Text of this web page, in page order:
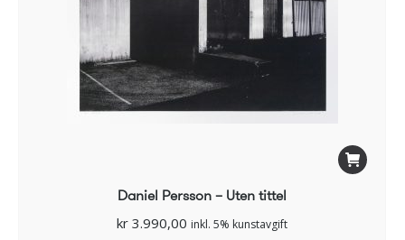
Daniel Persson – Uten tittel
kr 3.990,00 inkl. 5% kunstavgift